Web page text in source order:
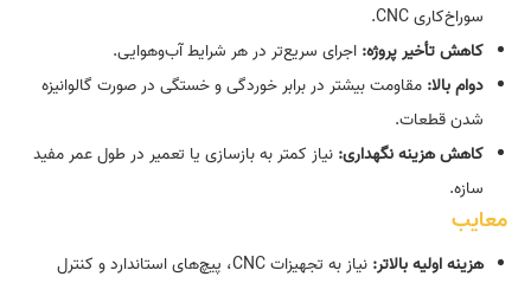
سوراخ‌کاری CNC.
کاهش تأخیر پروژه: اجرای سریع‌تر در هر شرایط آب‌وهوایی.
دوام بالا: مقاومت بیشتر در برابر خوردگی و خستگی در صورت گالوانیزه
شدن قطعات.
کاهش هزینه نگهداری: نیاز کمتر به بازسازی یا تعمیر در طول عمر مفید
سازه.
معایب
هزینه اولیه بالاتر:
نیاز به تجهیزات CNC، پیچ‌های استاندارد و کنترل